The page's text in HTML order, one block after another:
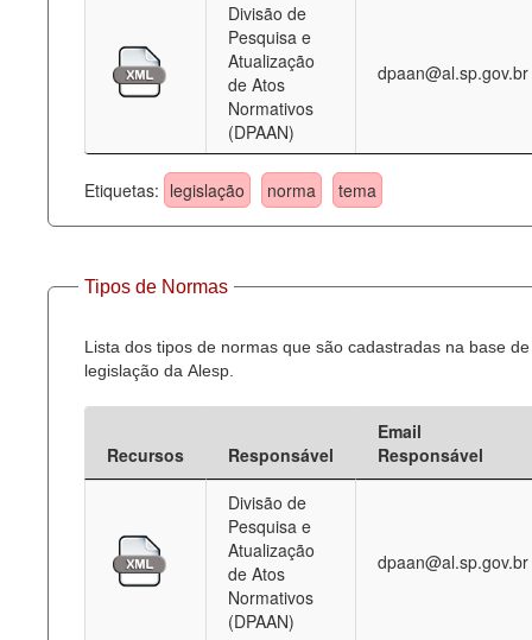
Divisão de
Pesquisa e
Atualização
de Atos
Normativos
(DPAAN)
dpaan@al.sp.gov.br
Etiquetas: legislação norma tema
Tipos de Normas
Lista dos tipos de normas que são cadastradas na base de
legislação da Alesp.
Recursos Responsável
Email
Responsável
Divisão de
Pesquisa e
Atualização
de Atos
Normativos
(DPAAN)
dpaan@al.sp.gov.br